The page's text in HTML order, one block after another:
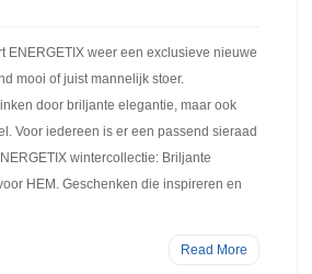
ENERGETIX weer een exclusieve nieuwe
mooi of juist mannelijk stoer.
door briljante elegantie, maar ook
Voor iedereen is er een passend sieraad
wintercollectie: Briljante
HEM. Geschenken die inspireren en
Read More